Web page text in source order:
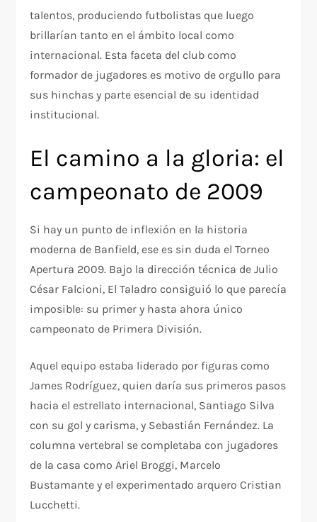
talentos, produciendo futbolistas que luego
brillarían tanto en el ámbito local como
internacional. Esta faceta del club como
formador de jugadores es motivo de orgullo para
sus hinchas y parte esencial de su identidad
institucional.
El camino a la gloria: el
campeonato de 2009
Si hay un punto de inflexión en la historia
moderna de Banfield, ese es sin duda el Torneo
Apertura 2009. Bajo la dirección técnica de Julio
César Falcioni, El Taladro consiguió lo que parecía
imposible: su primer y hasta ahora único
campeonato de Primera División.
Aquel equipo estaba liderado por figuras como
James Rodríguez, quien daría sus primeros pasos
hacia el estrellato internacional, Santiago Silva
con su gol y carisma, y Sebastián Fernández. La
columna vertebral se completaba con jugadores
de la casa como Ariel Broggi, Marcelo
Bustamante y el experimentado arquero Cristian
Lucchetti.